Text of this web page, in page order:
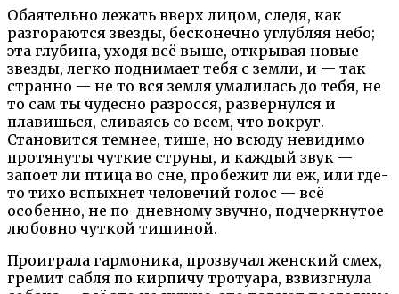
Обаятельно лежать вверх лицом, следя, как
разгораются звезды, бесконечно углубляя небо;
эта глубина, уходя всё выше, открывая новые
звезды, легко поднимает тебя с земли, и — так
странно — не то вся земля умалилась до тебя, не
то сам ты чудесно разросся, развернулся и
плавишься, сливаясь со всем, что вокруг.
Становится темнее, тише, но всюду невидимо
протянуты чуткие струны, и каждый звук —
запоет ли птица во сне, пробежит ли еж, или где-
то тихо вспыхнет человечий голос — всё
особенно, не по-дневному звучно, подчеркнутое
любовно чуткой тишиной.
Проиграла гармоника, прозвучал женский смех,
гремит сабля по кирпичу тротуара, взвизгнула